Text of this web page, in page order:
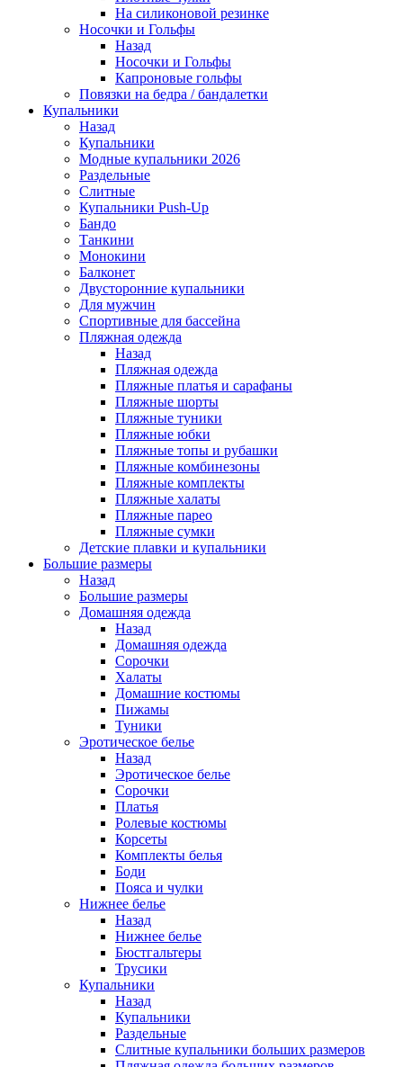
На силиконовой резинке
Носочки и Гольфы
Назад
Носочки и Гольфы
Капроновые гольфы
Повязки на бедра / бандалетки
Купальники
Назад
Купальники
Модные купальники 2026
Раздельные
Слитные
Купальники Push-Up
Бандо
Танкини
Монокини
Балконет
Двусторонние купальники
Для мужчин
Спортивные для бассейна
Пляжная одежда
Назад
Пляжная одежда
Пляжные платья и сарафаны
Пляжные шорты
Пляжные туники
Пляжные юбки
Пляжные топы и рубашки
Пляжные комбинезоны
Пляжные комплекты
Пляжные халаты
Пляжные парео
Пляжные сумки
Детские плавки и купальники
Большие размеры
Назад
Большие размеры
Домашняя одежда
Назад
Домашняя одежда
Сорочки
Халаты
Домашние костюмы
Пижамы
Туники
Эротическое белье
Назад
Эротическое белье
Сорочки
Платья
Ролевые костюмы
Корсеты
Комплекты белья
Боди
Пояса и чулки
Нижнее белье
Назад
Нижнее белье
Бюстгальтеры
Трусики
Купальники
Назад
Купальники
Раздельные
Слитные купальники больших размеров